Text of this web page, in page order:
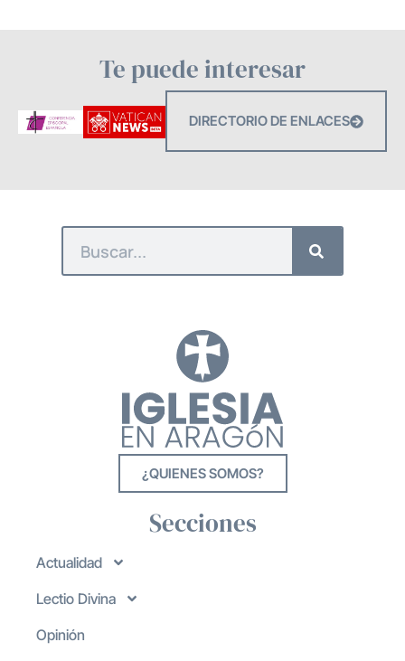
Te puede interesar
DIRECTORIO DE ENLACES
¿QUIENES SOMOS?
Secciones
Actualidad
Lectio Divina
Opinión